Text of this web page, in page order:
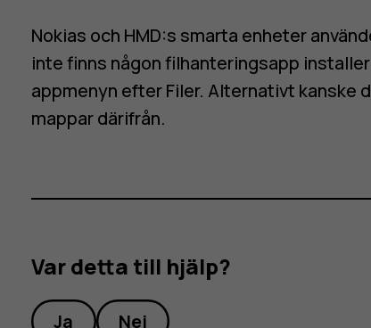
Nokias och HMD:s smarta enheter
inte finns någon filhanteringsapp
appmenyn efterFiler. Alternativt kanske
mappar därifrån.
Var detta till hjälp?
Ja Nej